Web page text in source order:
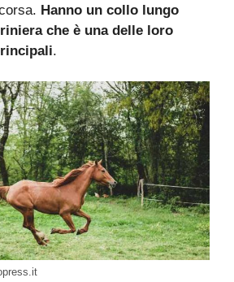
Hanno un collo lungo
che è una delle loro
.